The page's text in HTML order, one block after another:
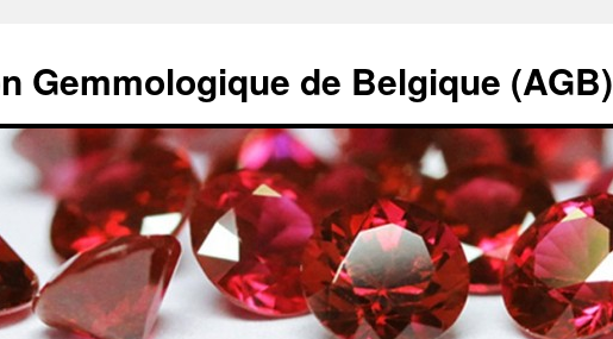
Gemmologique de Belgique (AGB)